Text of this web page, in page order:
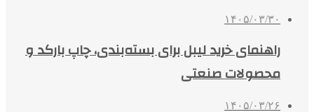
۱۴۰۵/۰۳/۳۰
راهنمای خرید لیبل برای بسته‌بندی، چاپ بارکد و
محصولات صنعتی
۱۴۰۵/۰۳/۲۶